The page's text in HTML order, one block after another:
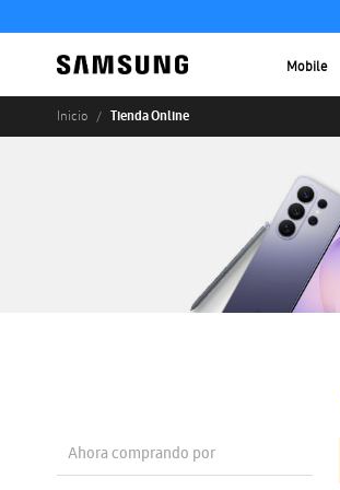
Mobile
Inicio Tienda Online
Ahora comprando por